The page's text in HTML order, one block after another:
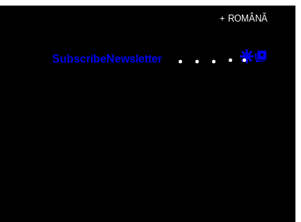
+ ROMÂNĂ
SubscribeNewsletter Instagram
TikTok
YouTube
Google